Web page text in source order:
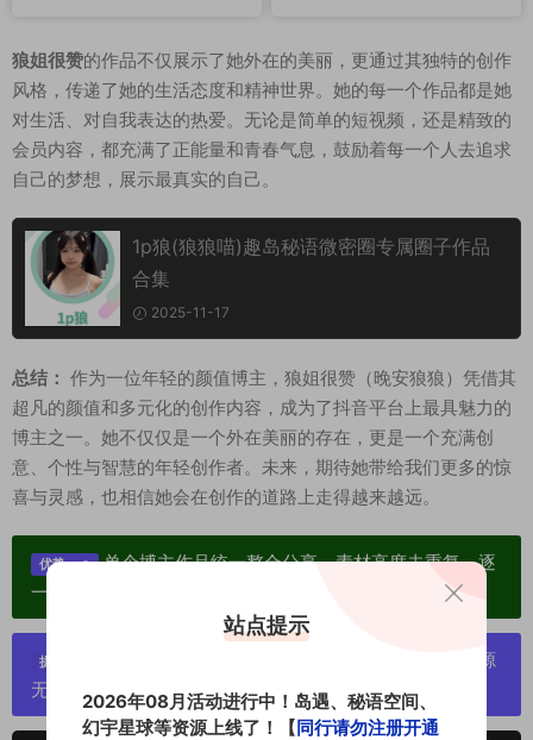
狼姐很赞的作品不仅展示了她外在的美丽，更通过其独特的创作
风格，传递了她的生活态度和精神世界。她的每一个作品都是她
对生活、对自我表达的热爱。无论是简单的短视频，还是精致的
会员内容，都充满了正能量和青春气息，鼓励着每一个人去追求
自己的梦想，展示最真实的自己。
1p狼(狼狼喵)趣岛秘语微密圈专属圈子作品
合集
2025-11-17
总结： 作为一位年轻的颜值博主，狼姐很赞（晚安狼狼）凭借其
超凡的颜值和多元化的创作内容，成为了抖音平台上最具魅力的
博主之一。她不仅仅是一个外在美丽的存在，更是一个充满创
意、个性与智慧的年轻创作者。未来，期待她带给我们更多的惊
喜与灵感，也相信她会在创作的道路上走得越来越远。
优势：
单个博主作品统一整合分享、素材高度去重复、逐
一归档方便收藏！
提示：
严禁搬运资源链接，一经发现封号处理，素材资源
无露点、需求请绕道，关闭本站网页！
站点提示
2026年08月活动进行中！岛遇、秘语空间、
幻宇星球等资源上线了！【同行请勿注册开通